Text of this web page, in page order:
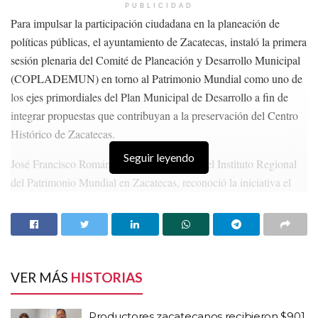
PUBLICIDAD
Para impulsar la participación ciudadana en la planeación de
políticas públicas, el ayuntamiento de Zacatecas, instaló la primera
sesión plenaria del Comité de Planeación y Desarrollo Municipal
(COPLADEMUN) en torno al Patrimonio Mundial como uno de
los ejes primordiales del Plan Municipal de Desarrollo a fin de
integrar propuestas que contribuyan a la preservación del Centro
Histórico de Zacatecas.
José Francisco Román Gutiérrez, Director del Instituto Regional
del Patrimonio Mundial en Zacatecas, reconoció la iniciativa el
de mesas de trabajo con participación ciudadana con el objetivo de
garantizar la sostenibilidad y habitabilidad del Centro Histórico
instancias.
HISTORIAS RELACIONADAS
Seguir leyendo
VER MÁS HISTORIAS